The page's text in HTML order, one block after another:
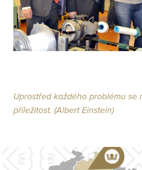
Uprostřed každého problému se
příležitost. (Albert Einstein)